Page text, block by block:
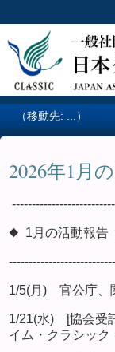
2026年1月
◆ 1月の活動報告
1/5(月) 官公庁、
1/21(水) [協会受
イム・クラシック